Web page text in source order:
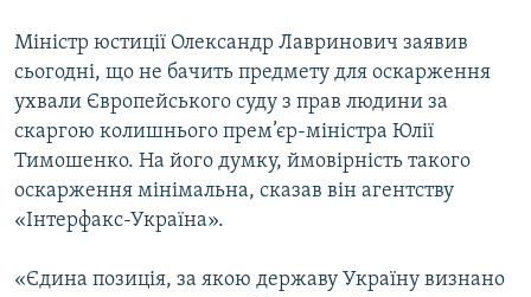
Усі сайти RFE/RL
Міністр юстиції Олександр Лавринович заявив
сьогодні, що не бачить предмету для оскарження
ухвали Європейського суду з прав людини за
скаргою колишнього прем’єр-міністра Юлії
Тимошенко. На його думку, ймовірність такого
оскарження мінімальна, сказав він агентству
«Інтерфакс-Україна».
«Єдина позиція, за якою державу Україну визнано